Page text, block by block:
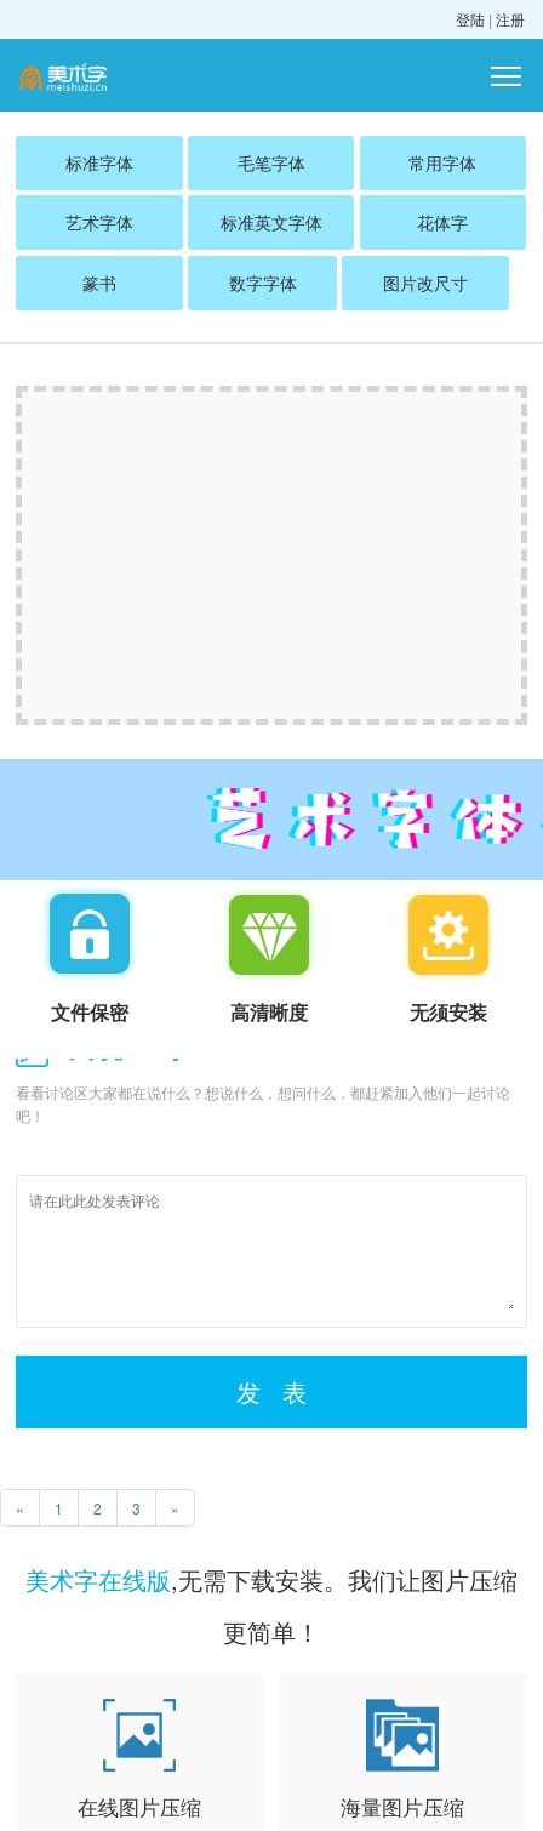
登陆 | 注册
标准字体 毛笔字体 常用字体
艺术字体 标准英文字体 花体字
篆书 数字字体 图片改尺寸
文件保密 高清晰度 无须安装
看看讨论区大家都在说什么？想说什么，想问什么，都赶紧加入他们一起讨论
吧！
发 表
« 1 2 3 »
美术字在线版,无需下载安装。我们让图片压缩
更简单！
在线图片压缩 海量图片压缩